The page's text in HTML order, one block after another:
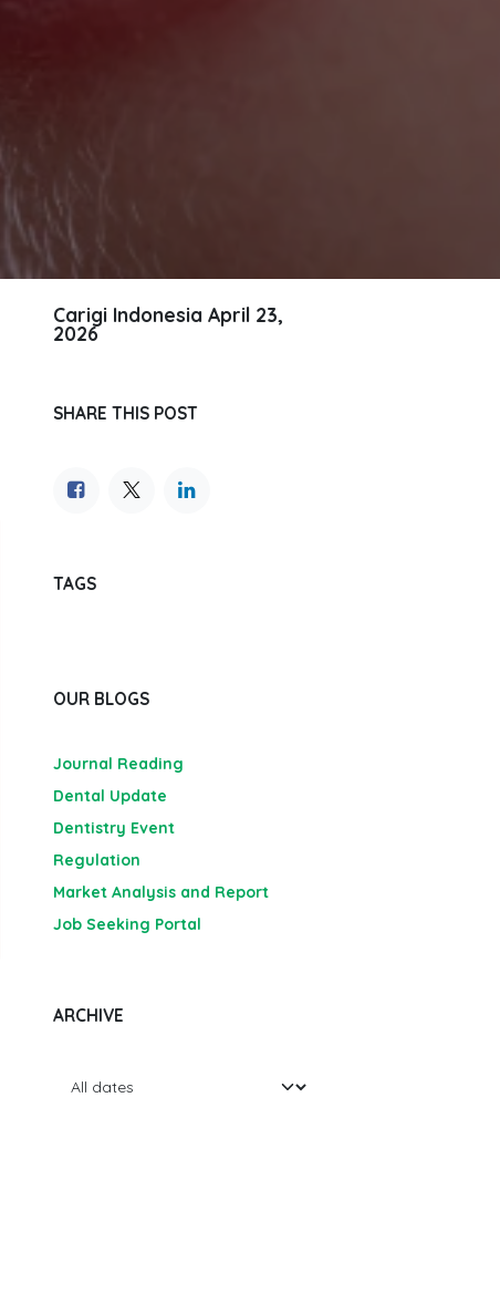
Carigi Indonesia April 23,
2026
SHARE THIS POST
TAGS
OUR BLOGS
Journal Reading
Dental Update
Dentistry Event
Regulation
Market Analysis and Report
Job Seeking Portal
ARCHIVE